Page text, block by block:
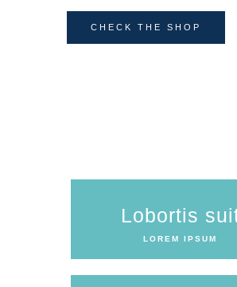
CHECK THE SHOP
Lobortis
LOREM IPSUM